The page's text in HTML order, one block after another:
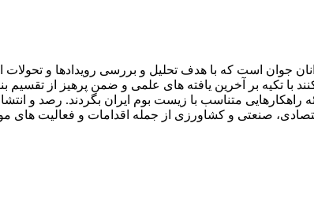
جوان است که با هدف تحلیل و بررسی رویدادها و
تکیه بر آخرین یافته های علمی و ضمن پرهیز از تقسیم
متناسب با زیست بوم ایران بگردند. رصد و
اقتصادی، صنعتی و کشاورزی از جمله اقدامات و فعالیت